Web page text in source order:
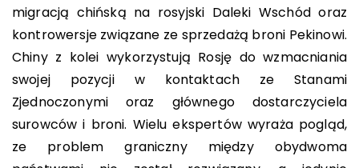
migracją chińską na rosyjski Daleki Wschód oraz
kontrowersje związane ze sprzedażą broni Pekinowi.
Chiny z kolei wykorzystują Rosję do wzmacniania
swojej pozycji w kontaktach ze Stanami
Zjednoczonymi oraz głównego dostarczyciela
surowców i broni. Wielu ekspertów wyraża pogląd,
ze problem graniczny między obydwoma